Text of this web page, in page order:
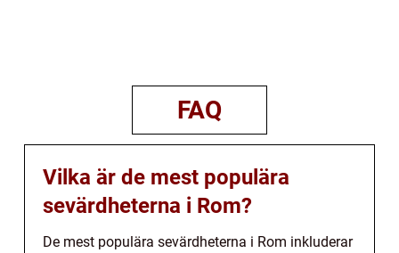
FAQ
Vilka är de mest populära
sevärdheterna i Rom?
De mest populära sevärdheterna i Rom inkluderar